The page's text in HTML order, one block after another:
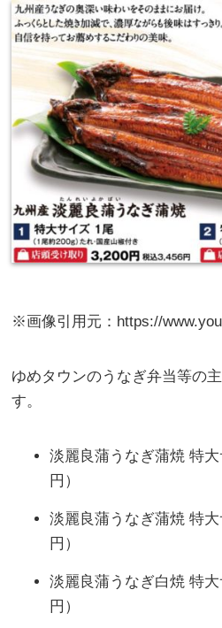
※画像引用元：https://
ゆめタウンのうなぎ弁当等の
す。
淡麗良蒲うなぎ蒲焼 特
円）
淡麗良蒲うなぎ蒲焼 特
円）
淡麗良蒲うなぎ白焼 特
円）